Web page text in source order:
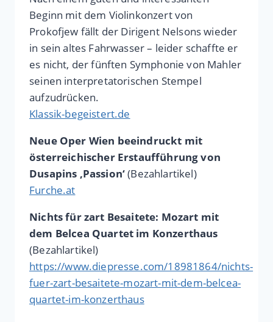
Beginn mit dem Violinkonzert von
Prokofjew fällt der Dirigent Nelsons wieder
in sein altes Fahrwasser – leider schaffte er
es nicht, der fünften Symphonie von Mahler
seinen interpretatorischen Stempel
aufzudrücken.
Klassik-begeistert.de
Neue Oper Wien beeindruckt mit
österreichischer Erstaufführung von
Dusapins ‚Passion‘(Bezahlartikel)
Furche.at
Nichts für zart Besaitete: Mozart mit
dem Belcea Quartet im Konzerthaus
(Bezahlartikel)
https://www.diepresse.com/18981864/nichts-
fuer-zart-besaitete-mozart-mit-dem-belcea-
quartet-im-konzerthaus